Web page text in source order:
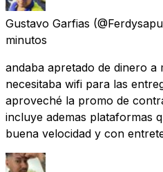
Gustavo Garfias
minutos
andaba apretado de dinero a
necesitaba wifi para las
aproveché la promo de
incluye ademas plataformas
buena velocidad y con